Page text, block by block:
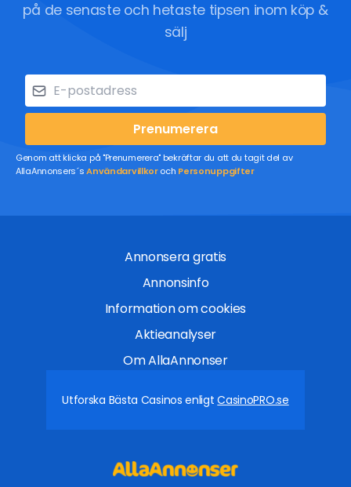
på de senaste och hetaste tipsen inom köp &
sälj
Prenumerera
Genom att klicka på "Prenumerera" bekräftar du att du tagit del av
AllaAnnonsers´sAnvändarvillkoroch Personuppgifter
Annonsera gratis
Annonsinfo
Information om cookies
Aktieanalyser
Om AllaAnnonser
Utforska Bästa Casinos enligtCasinoPRO.se